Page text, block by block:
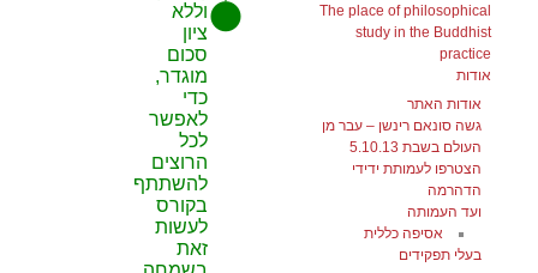
The place of philosophical
study in the Buddhist
practice
אודות
אודות האתר
גשה סונאם רינשן – עבר מן
העולם בשבת 5.10.13
הצטרפו לעמותת ידידי
הדהרמה
ועד העמותה
אסיפה כללית
בעלי תפקידים
וללא
ציון
סכום
מוגדר,
כדי
לאפשר
לכל
הרוצים
להשתתף
בקורס
לעשות
זאת